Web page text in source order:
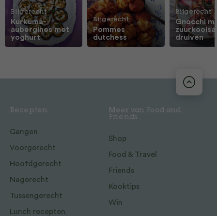
Bijgerecht
Kurkuma-
aubergines met
yoghurt
Bijgerecht
Pommes
dutchess
Bijgerecht
Gnocchi
druiven
Recepten
Gangen
Voorgerecht
Hoofdgerecht
Nagerecht
Tussengerecht
Lunch recepten
Meer van Food and
Friends
Shop
Food & Travel
Friends
Kooktips
Win